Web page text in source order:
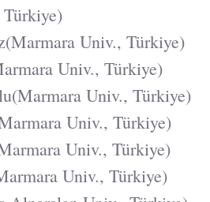
Türkiye)
Univ., Türkiye)
Univ., Türkiye)
Univ., Türkiye)
Univ., Türkiye)
Univ., Türkiye)
Univ., Türkiye)